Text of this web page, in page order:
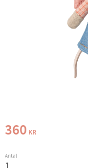
360 KR
Antal